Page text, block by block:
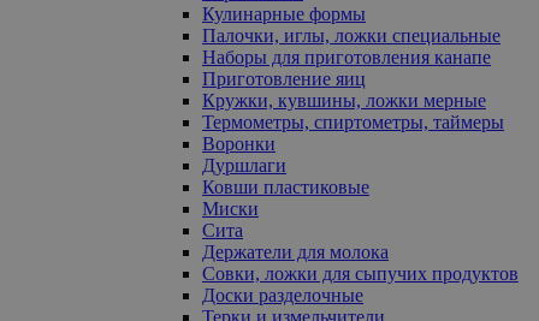
Кулинарные формы
Палочки, иглы, ложки специальные
Наборы для приготовления канапе
Приготовление яиц
Кружки, кувшины, ложки мерные
Термометры, спиртометры, таймеры
Воронки
Дуршлаги
Ковши пластиковые
Миски
Сита
Держатели для молока
Совки, ложки для сыпучих продуктов
Доски разделочные
Терки и измельчители